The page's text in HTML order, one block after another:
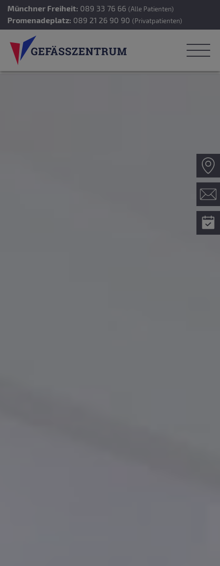
Münchner Freiheit: 089 33 76 66 (Alle Patienten)
Promenadeplatz: 089 21 26 90 90 (Privatpatienten)